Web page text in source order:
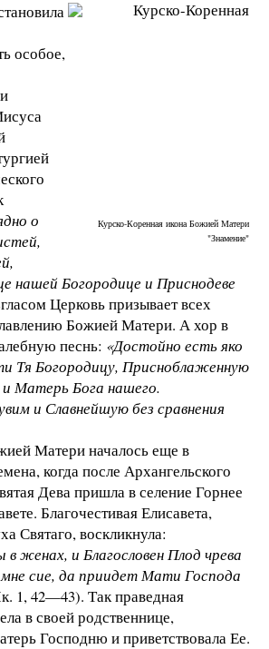
Курско-Коренная икона Божией Матери
"Знамение"
особое,
о
нашей Богородице и Приснодеве
Церковь призывает всех
Божией Матери. А хор в
песнь: «Достойно есть яко
Тя Богородицу, Присноблаженную
Матерь Бога нашего.
и Славнейшую без сравнения
Матери началось еще в
когда после Архангельского
Дева пришла в селение Горнее
Благочестивая Елисавета,
Святаго, воскликнула:
в женах, и Благословен Плод чрева
сие, да приидет Мати Господа
1, 42—43). Так праведная
в своей родствен­нице,
Господню и приветствовала Ее.